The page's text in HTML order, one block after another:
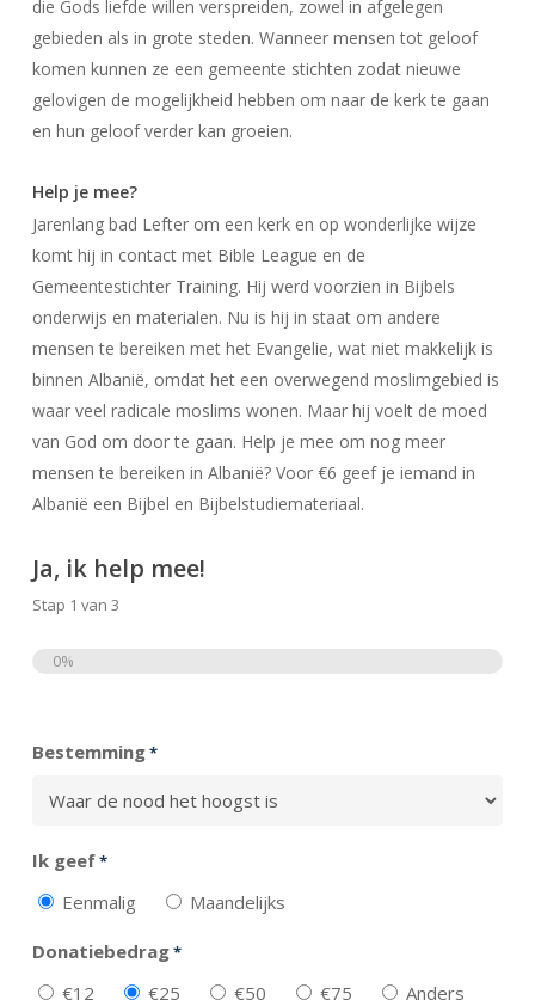
die Gods liefde willen verspreiden, zowel in afgelegen
gebieden als in grote steden. Wanneer mensen tot geloof
komen kunnen ze een gemeente stichten zodat nieuwe
gelovigen de mogelijkheid hebben om naar de kerk te gaan
en hun geloof verder kan groeien.
Help je mee?
Jarenlang bad Lefter om een kerk en op wonderlijke wijze
komt hij in contact met Bible League en de
Gemeentestichter Training. Hij werd voorzien in Bijbels
onderwijs en materialen. Nu is hij in staat om andere
mensen te bereiken met het Evangelie, wat niet makkelijk is
binnen Albanië, omdat het een overwegend moslimgebied is
waar veel radicale moslims wonen. Maar hij voelt de moed
van God om door te gaan. Help je mee om nog meer
mensen te bereiken in Albanië? Voor €6 geef je iemand in
Albanië een Bijbel en Bijbelstudiemateriaal.
Ja, ik help mee!
Stap 1 van 3
0%
Bestemming*
Ik geef*
Eenmalig Maandelijks
Donatiebedrag*
€12 €25 €50 €75 Anders